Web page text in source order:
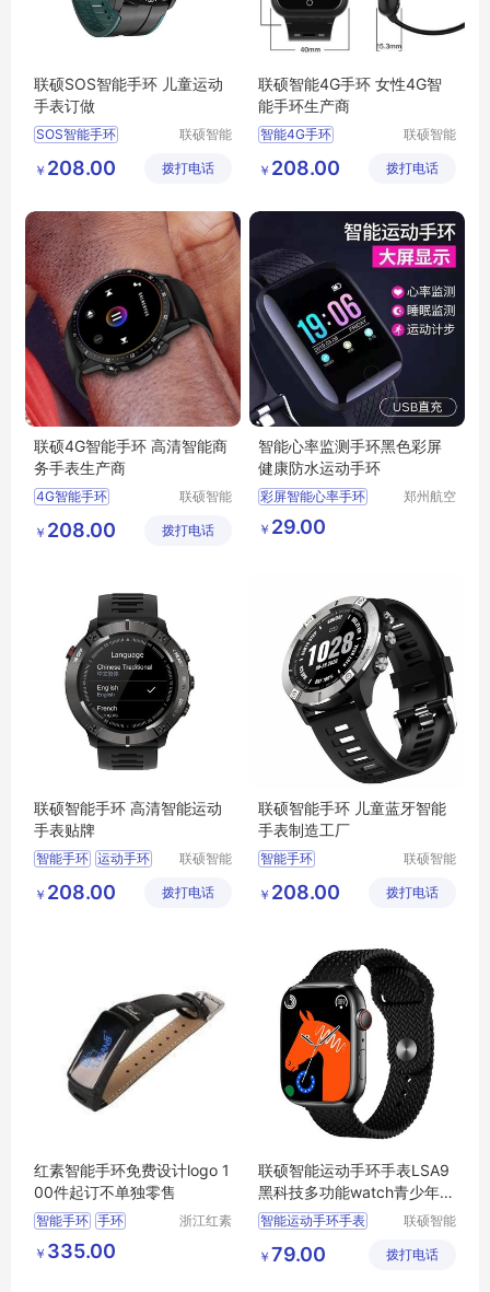
联硕SOS智能手环 儿童运动
手表订做
SOS智能手环
智能2G手环
联硕智能
有限公司
￥ 208.00 拨打电话
联硕智能4G手环 女性4G智
能手环生产商
智能4G手环
联硕智能
有限公司
￥ 208.00 拨打电话
联硕4G智能手环 高清智能商
务手表生产商
4G智能手环
健康智能运动手表
联硕智能
有限公司
￥ 208.00 拨打电话
智能心率监测手环黑色彩屏
健康防水运动手环
彩屏智能心率手环
郑州航空
￥ 29.00
联硕智能手环 高清智能运动
手表贴牌
智能手环 运动手环
智能健康运动手环
联硕智能
有限公司
￥ 208.00 拨打电话
联硕智能手环 儿童蓝牙智能
手表制造工厂
智能手环
联硕智能
有限公司
￥ 208.00 拨打电话
红素智能手环免费设计logo 1
00件起订不单独零售
智能手环 手环
浙江红素
￥ 335.00
联硕智能运动手环手表LSA9
黑科技多功能watch青少年学
生情侣
智能运动手环手表
智能运动手表
联硕智能
有限公司
￥ 79.00 拨打电话